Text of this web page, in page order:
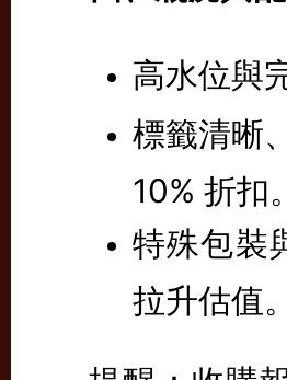
高水位與
標籤清晰
10% 折扣。
特殊包裝
拉升估值。